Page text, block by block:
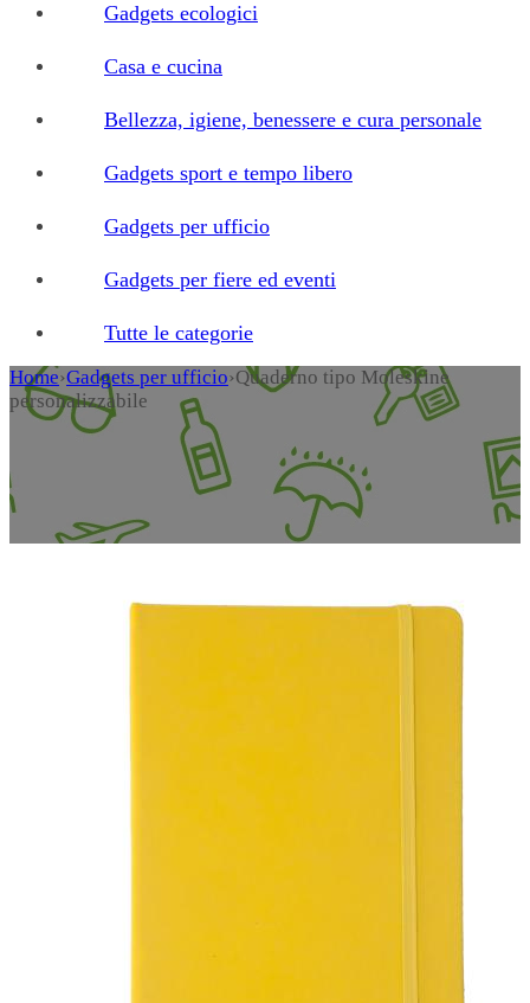
Gadgets ecologici
Casa e cucina
Bellezza, igiene, benessere e cura personale
Gadgets sport e tempo libero
Gadgets per ufficio
Gadgets per fiere ed eventi
Tutte le categorie
Home›Gadgets per ufficio›Quaderno tipo Moleskine
personalizzabile